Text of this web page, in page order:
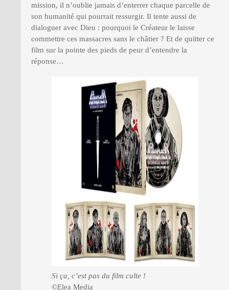
mission, il n’oublie jamais d’enterrer chaque parcelle de
son humanité qui pourrait ressurgir. Il tente aussi de
dialoguer avec Dieu : pourquoi le Créateur le laisse
commettre ces massacres sans le châtier ? Et de quitter ce
film sur la pointe des pieds de peur d’entendre la
réponse…
Si ça, c’est pas du film culte !
©Elea Media